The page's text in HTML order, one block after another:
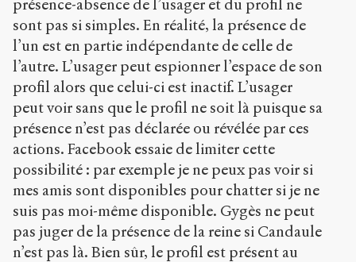
présence-absence de l’usager et du profil ne
sont pas si simples. En réalité, la présence de
l’un est en partie indépendante de celle de
l’autre. L’usager peut espionner l’espace de son
profil alors que celui-ci est inactif. L’usager
peut voir sans que le profil ne soit là puisque sa
présence n’est pas déclarée ou révélée par ces
actions. Facebook essaie de limiter cette
possibilité : par exemple je ne peux pas voir si
mes amis sont disponibles pour chatter si je ne
suis pas moi-même disponible. Gygès ne peut
pas juger de la présence de la reine si Candaule
n’est pas là. Bien sûr, le profil est présent au